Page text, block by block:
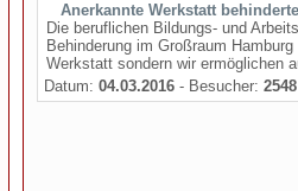
Anerkannte Werkstatt
Die beruflichen Bildungs- und
Behinderung im Großraum
Werkstatt sondern wir ermöglichen
Datum: 04.03.2016 - Besucher: 2548